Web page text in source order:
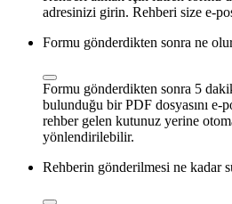
adresinizi girin. Rehberi size e-
Formu gönderdikten sonra ne
Formu gönderdikten sonra 5
bulunduğu bir PDF dosyasını e-
rehber gelen kutunuz yerine
yönlendirilebilir.
Rehberin gönderilmesi ne kadar